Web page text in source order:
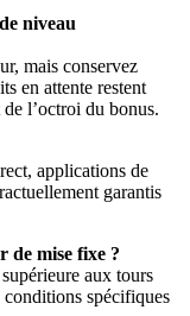
niveau
mais conservez
en attente restent
l’octroi du bonus.
applications de
garantis
de mise fixe ?
aux tours
spécifiques